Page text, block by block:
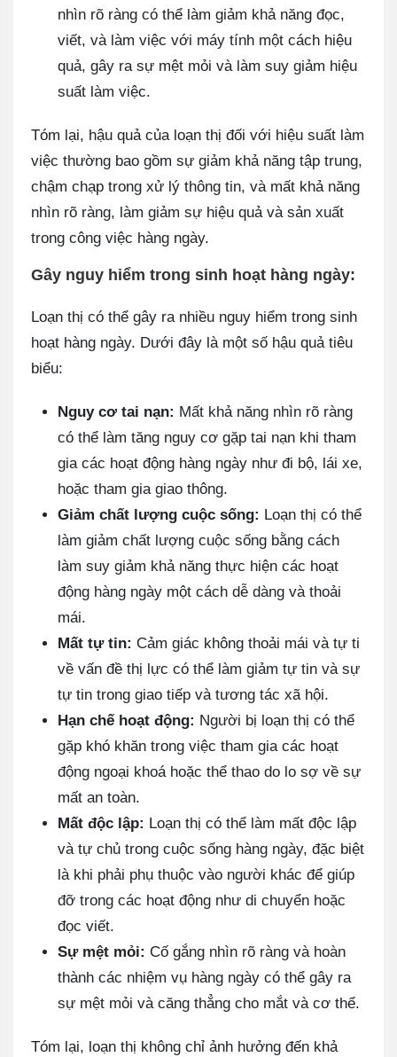
nhìn rõ ràng có thể làm giảm khả năng đọc,
viết, và làm việc với máy tính một cách hiệu
quả, gây ra sự mệt mỏi và làm suy giảm hiệu
suất làm việc.
Tóm lại, hậu quả của loạn thị đối với hiệu suất làm
việc thường bao gồm sự giảm khả năng tập trung,
chậm chạp trong xử lý thông tin, và mất khả năng
nhìn rõ ràng, làm giảm sự hiệu quả và sản xuất
trong công việc hàng ngày.
Gây nguy hiểm trong sinh hoạt hàng ngày:
Loạn thị có thể gây ra nhiều nguy hiểm trong sinh
hoạt hàng ngày. Dưới đây là một số hậu quả tiêu
biểu:
Nguy cơ tai nạn: Mất khả năng nhìn rõ ràng
có thể làm tăng nguy cơ gặp tai nạn khi tham
gia các hoạt động hàng ngày như đi bộ, lái xe,
hoặc tham gia giao thông.
Giảm chất lượng cuộc sống: Loạn thị có thể
làm giảm chất lượng cuộc sống bằng cách
làm suy giảm khả năng thực hiện các hoạt
động hàng ngày một cách dễ dàng và thoải
mái.
Mất tự tin: Cảm giác không thoải mái và tự ti
về vấn đề thị lực có thể làm giảm tự tin và sự
tự tin trong giao tiếp và tương tác xã hội.
Hạn chế hoạt động: Người bị loạn thị có thể
gặp khó khăn trong việc tham gia các hoạt
động ngoại khoá hoặc thể thao do lo sợ về sự
mất an toàn.
Mất độc lập: Loạn thị có thể làm mất độc lập
và tự chủ trong cuộc sống hàng ngày, đặc biệt
là khi phải phụ thuộc vào người khác để giúp
đỡ trong các hoạt động như di chuyển hoặc
đọc viết.
Sự mệt mỏi: Cố gắng nhìn rõ ràng và hoàn
thành các nhiệm vụ hàng ngày có thể gây ra
sự mệt mỏi và căng thẳng cho mắt và cơ thể.
Tóm lại, loạn thị không chỉ ảnh hưởng đến khả